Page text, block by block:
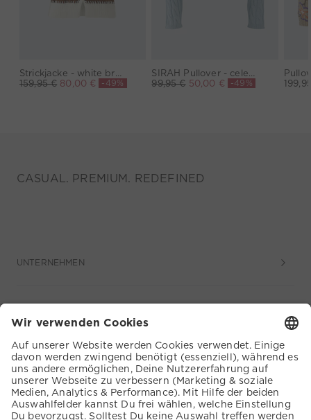
159,95 € 80,00 € -49%
99,95 € 50,00 € -49%
CASUAL. PREMIUM. REDEFINED
UNTERNEHMEN
SERVICE
KUNDENSERVICE